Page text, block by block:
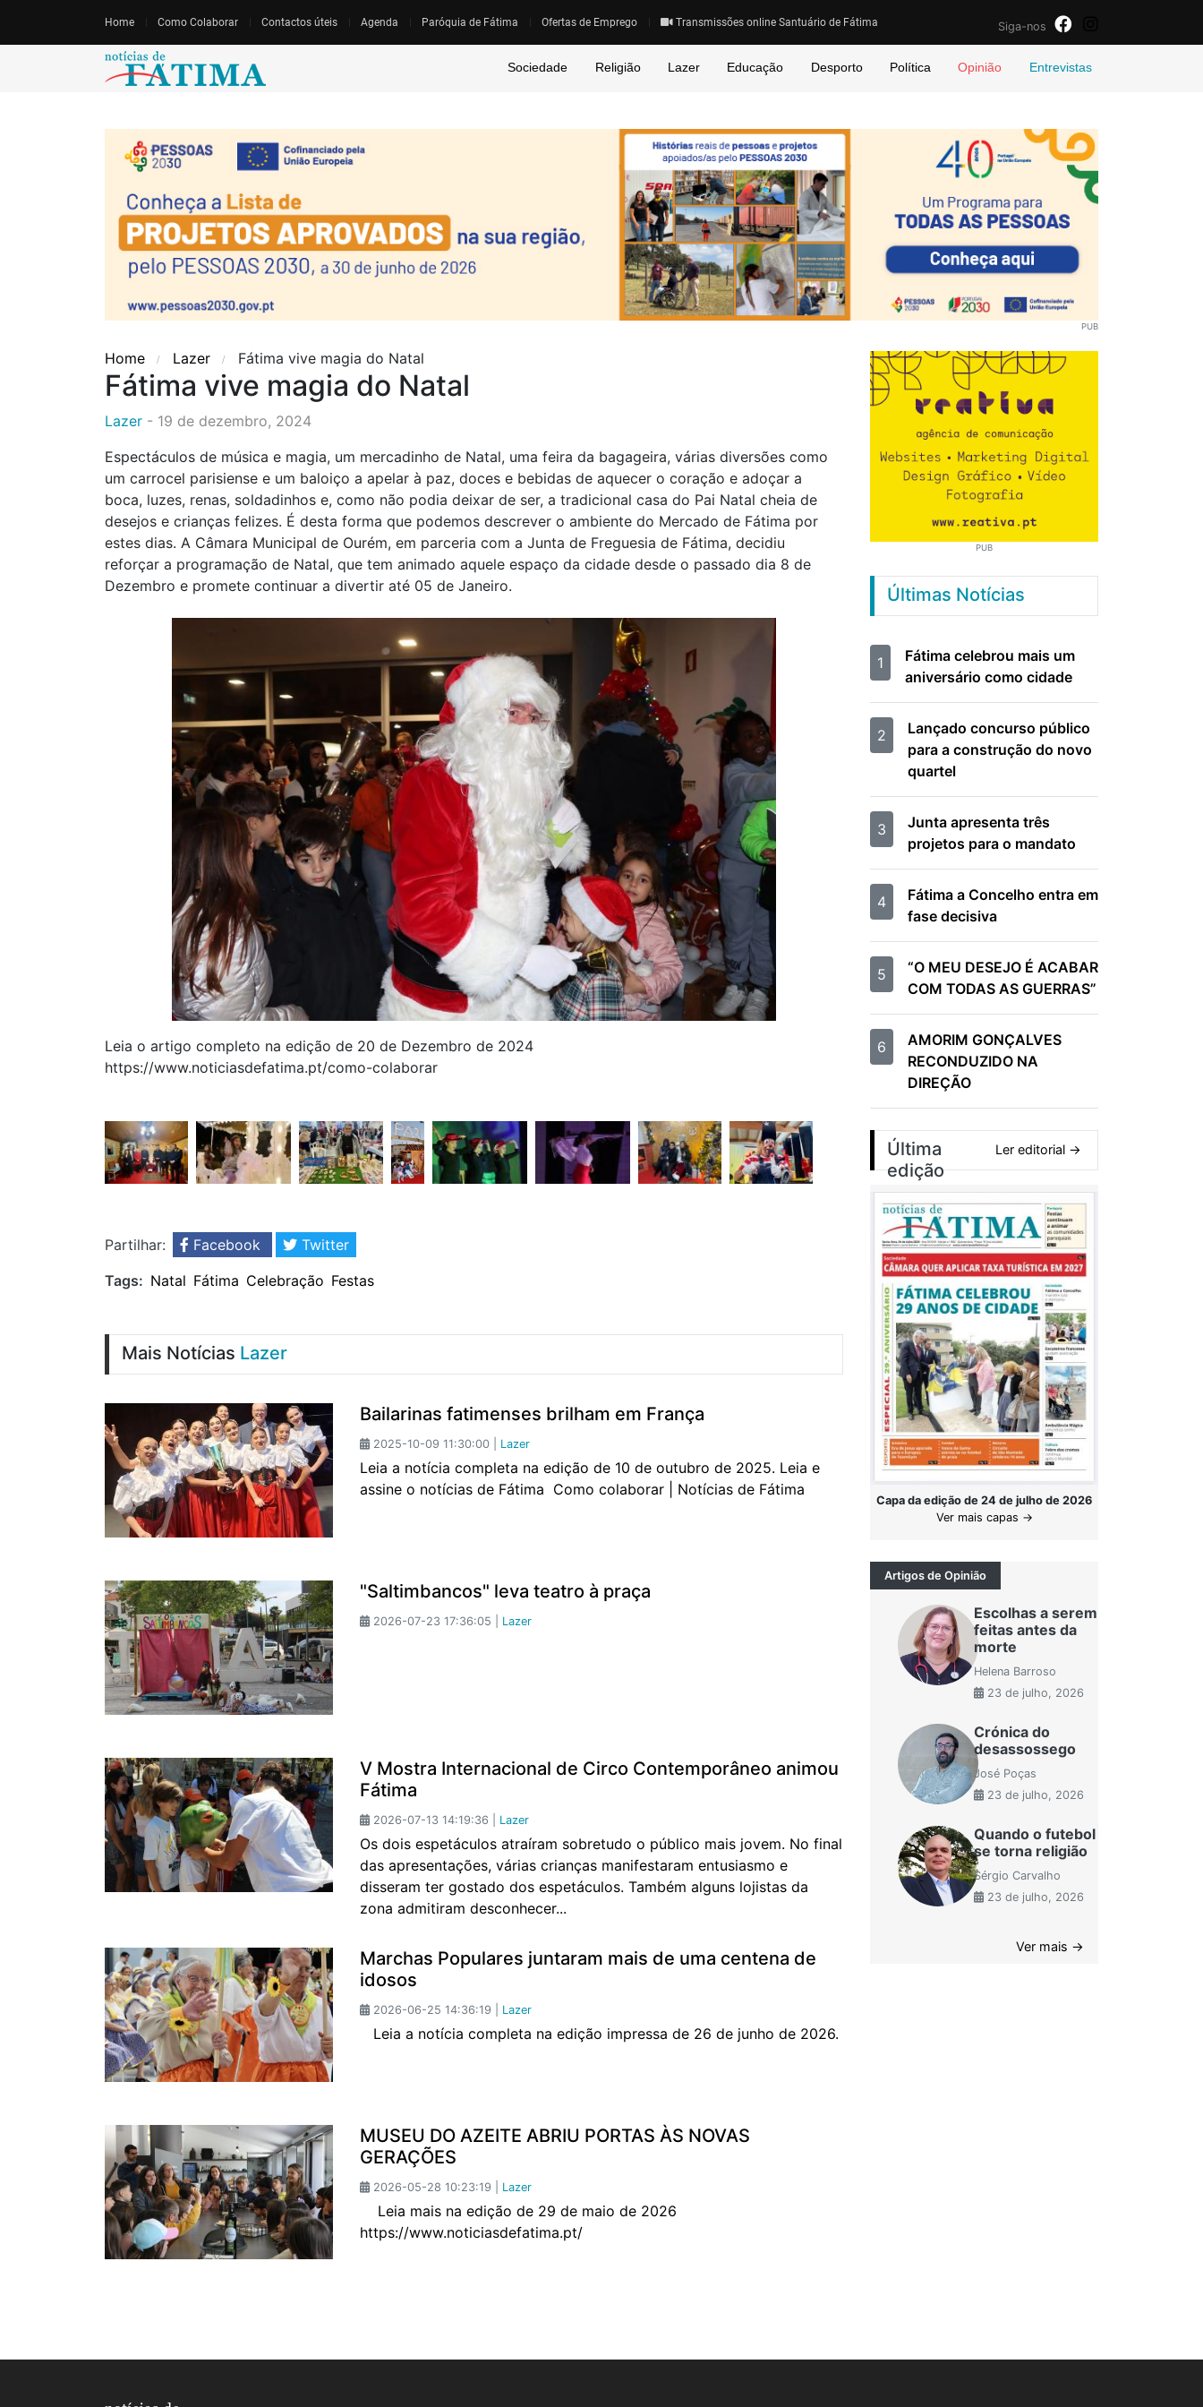
Home Como Colaborar Contactos úteis Agenda Paróquia de Fátima Ofertas de Emprego Transmissões online Santuário de Fátima Siga-nos
Sociedade Religião Lazer Educação Desporto Política Opinião Entrevistas
PUB
Home Lazer Fátima vive magia do Natal
Fátima vive magia do Natal
Lazer - 19 de dezembro, 2024
Espectáculos de música e magia, um mercadinho de Natal, uma feira da bagageira, várias diversões como
um carrocel parisiense e um baloiço a apelar à paz, doces e bebidas de aquecer o coração e adoçar a
boca, luzes, renas, soldadinhos e, como não podia deixar de ser, a tradicional casa do Pai Natal cheia de
desejos e crianças felizes. É desta forma que podemos descrever o ambiente do Mercado de Fátima por
estes dias. A Câmara Municipal de Ourém, em parceria com a Junta de Freguesia de Fátima, decidiu
reforçar a programação de Natal, que tem animado aquele espaço da cidade desde o passado dia 8 de
Dezembro e promete continuar a divertir até 05 de Janeiro.
Leia o artigo completo na edição de 20 de Dezembro de 2024
https://www.noticiasdefatima.pt/como-colaborar
Partilhar: Facebook
Twitter
Tags: Natal Fátima Celebração Festas
Mais Notícias Lazer
Bailarinas fatimenses brilham em França
2025-10-09 11:30:00 | Lazer
Leia a notícia completa na edição de 10 de outubro de 2025. Leia e
assine o notícias de Fátima Como colaborar | Notícias de Fátima
"Saltimbancos" leva teatro à praça
2026-07-23 17:36:05 | Lazer
V Mostra Internacional de Circo Contemporâneo animou
Fátima
2026-07-13 14:19:36 | Lazer
Os dois espetáculos atraíram sobretudo o público mais jovem. No final
das apresentações, várias crianças manifestaram entusiasmo e
disseram ter gostado dos espetáculos. Também alguns lojistas da
zona admitiram desconhecer...
Marchas Populares juntaram mais de uma centena de
idosos
2026-06-25 14:36:19 | Lazer
Leia a notícia completa na edição impressa de 26 de junho de 2026.
MUSEU DO AZEITE ABRIU PORTAS ÀS NOVAS
GERAÇÕES
2026-05-28 10:23:19 | Lazer
Leia mais na edição de 29 de maio de 2026
https://www.noticiasdefatima.pt/
PUB
Últimas Notícias
1
Fátima celebrou mais um
aniversário como cidade
2
Lançado concurso público
para a construção do novo
quartel
3
Junta apresenta três
projetos para o mandato
4
Fátima a Concelho entra em
fase decisiva
5
“O MEU DESEJO É ACABAR
COM TODAS AS GUERRAS”
6
AMORIM GONÇALVES
RECONDUZIDO NA
DIREÇÃO
Última
edição
Ler editorial →
Capa da edição de 24 de julho de 2026
Ver mais capas →
Artigos de Opinião
Escolhas a serem
feitas antes da
morte
Helena Barroso
23 de julho, 2026
Crónica do
desassossego
José Poças
23 de julho, 2026
Quando o futebol
se torna religião
Sérgio Carvalho
23 de julho, 2026
Ver mais →